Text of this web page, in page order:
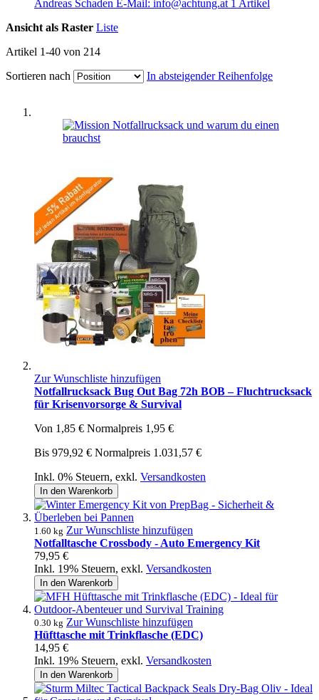
Andreas Schaden E-Mail: info@achtung.at 1 Artikel
Ansicht als Raster Liste
Artikel 1-40 von 214
Sortieren nach
In absteigender Reihenfolge
Zur Wunschliste hinzufügen
Notfallrucksack Bug Out Bag 72h BOB – Fluchtrucksack
für Krisenvorsorge & Survival
Von 1,85 € Normalpreis 1,95 €
Bis 979,92 € Normalpreis 1.031,57 €
Inkl. 0% Steuern, exkl. Versandkosten
In den Warenkorb
1.60 kg Zur Wunschliste hinzufügen
Notfalltasche Crossbody - Auto Emergency Kit
79,95 €
Inkl. 19% Steuern, exkl. Versandkosten
In den Warenkorb
0.30 kg Zur Wunschliste hinzufügen
Hüfttasche mit Trinkflasche (EDC)
14,95 €
Inkl. 19% Steuern, exkl. Versandkosten
In den Warenkorb